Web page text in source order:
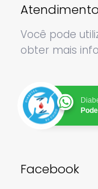
Atendimento
Você pode
obter mais
Facebook